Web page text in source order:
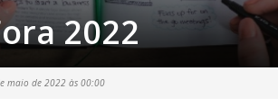
2022
maio de 2022 às 00:00